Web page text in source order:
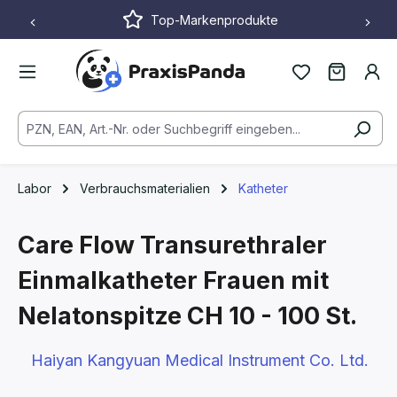
Zum Hauptinhalt springenTop-Markenprodukte
Labor Verbrauchsmaterialien Katheter
Care Flow Transurethraler
Einmalkatheter Frauen mit
Nelatonspitze CH 10 - 100 St.
Haiyan Kangyuan Medical Instrument Co. Ltd.